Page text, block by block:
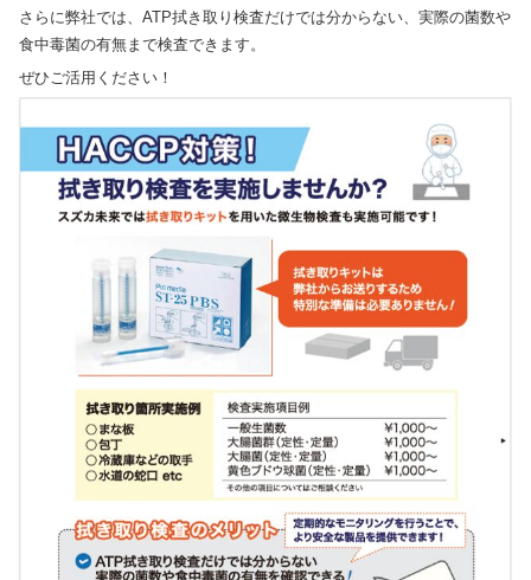
さらに弊社では、ATP拭き取り検査だけでは分からない、実際の菌数や
食中毒菌の有無まで検査できます。
ぜひご活用ください！